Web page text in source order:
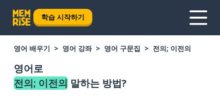
학습 시작하기
영어 배우기 영어 강좌 영어 구문집 전의; 이전의
영어로
전의; 이전의 말하는 방법?